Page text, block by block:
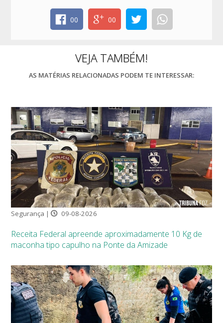
00 00
VEJA TAMBÉM!
AS MATÉRIAS RELACIONADAS PODEM TE INTERESSAR:
Segurança | 09-08-2026
Receita Federal apreende aproximadamente 10 Kg de
maconha tipo capulho na Ponte da Amizade